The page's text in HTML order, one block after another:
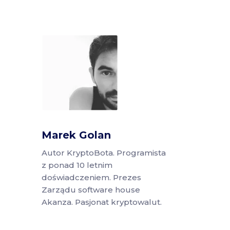
Marek Golan
Autor KryptoBota. Programista
z ponad 10 letnim
doświadczeniem. Prezes
Zarządu software house
Akanza. Pasjonat kryptowalut.